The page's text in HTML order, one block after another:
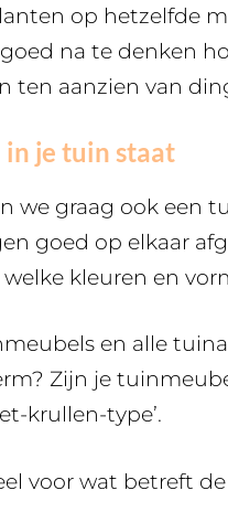
op hetzelfde
na te denken
ten aanzien van
in je tuin staat
we graag ook een
goed op elkaar
kleuren en
en alle
Zijn je
krullen-type’.
voor wat betreft